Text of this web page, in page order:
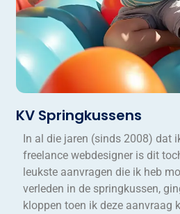
KV Springkussens
In al die jaren (sinds 2008) dat
freelance webdesigner is dit
leukste aanvragen die ik heb
verleden in de springkussen,
kloppen toen ik deze aanvraag